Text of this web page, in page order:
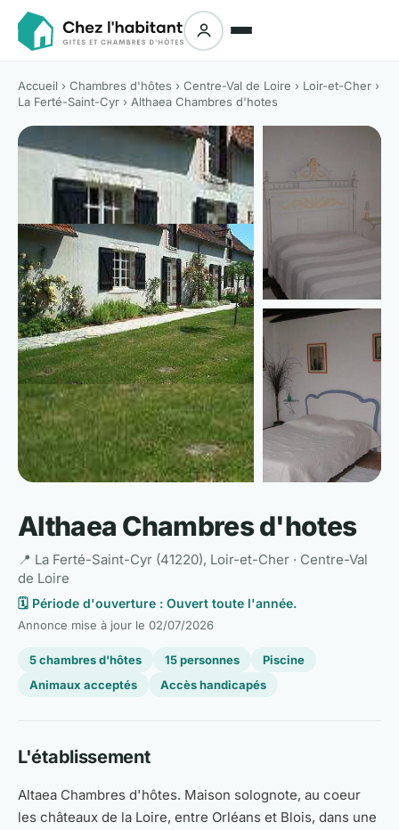
Accueil › Chambres d'hôtes › Centre-Val de Loire › Loir-et-Cher ›
La Ferté-Saint-Cyr › Althaea Chambres d'hotes
Althaea Chambres d'hotes
📍 La Ferté-Saint-Cyr (41220), Loir-et-Cher · Centre-Val
de Loire
🗓️ Période d'ouverture : Ouvert toute l'année.
Annonce mise à jour le 02/07/2026
5 chambres d'hôtes 15 personnes
Piscine
Animaux acceptés
Accès handicapés
L'établissement
Altaea Chambres d'hôtes. Maison solognote, au coeur
les châteaux de la Loire, entre Orléans et Blois, dans une